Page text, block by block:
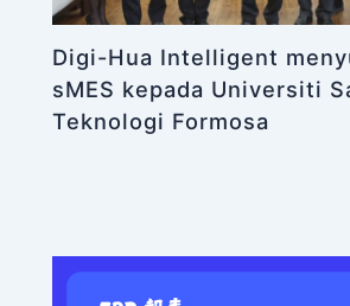
Digi-Hua Intelligent
sMES kepada Universiti
Teknologi Formosa